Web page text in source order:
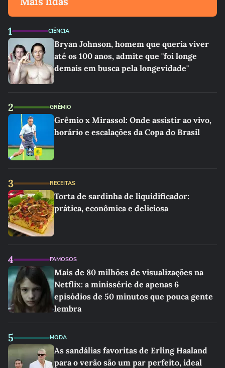
1 CIÊNCIA
Bryan Johnson, homem que queria viver
até os 100 anos, admite que "foi longe
demais em busca pela longevidade"
2 GRÊMIO
Grêmio x Mirassol: Onde assistir ao vivo,
horário e escalações da Copa do Brasil
3 RECEITAS
Torta de sardinha de liquidificador:
prática, econômica e deliciosa
4 FAMOSOS
Mais de 80 milhões de visualizações na
Netflix: a minissérie de apenas 6
episódios de 50 minutos que pouca gente
lembra
5 MODA
As sandálias favoritas de Erling Haaland
para o verão são um par perfeito, ideal